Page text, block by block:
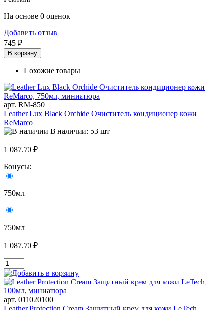
На основе 0 оценок
Добавить отзыв
745 ₽
В корзину
Похожие товары
арт. RM-850
Leather Lux Black Orchide Очиститель кондиционер кожи
ReMarco
В наличии: 53 шт
1 087.70 ₽
Бонусы:
750мл
750мл
1 087.70 ₽
арт. 011020100